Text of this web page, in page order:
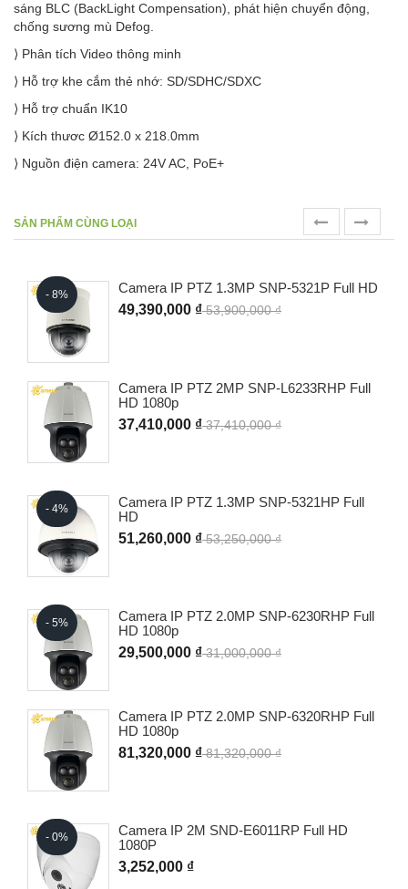
sáng BLC (BackLight Compensation), phát hiện chuyển động,
chống sương mù Defog.
⟩ Phân tích Video thông minh
⟩ Hỗ trợ khe cắm thẻ nhớ: SD/SDHC/SDXC
⟩ Hỗ trợ chuẩn IK10
⟩ Kích thươc Ø152.0 x 218.0mm
⟩ Nguồn điện camera: 24V AC, PoE+
SẢN PHẨM CÙNG LOẠI
- 8%
Camera IP PTZ 1.3MP SNP-5321P Full HD
49,390,000 ₫53,900,000 ₫
Camera IP PTZ 2MP SNP-L6233RHP Full
HD 1080p
37,410,000 ₫37,410,000 ₫
- 4%
Camera IP PTZ 1.3MP SNP-5321HP Full
HD
51,260,000 ₫53,250,000 ₫
- 5%
Camera IP PTZ 2.0MP SNP-6230RHP Full
HD 1080p
29,500,000 ₫31,000,000 ₫
Camera IP PTZ 2.0MP SNP-6320RHP Full
HD 1080p
81,320,000 ₫81,320,000 ₫
- 0%
Camera IP 2M SND-E6011RP Full HD
1080P
3,252,000 ₫